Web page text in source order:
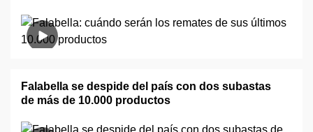
Falabella se despide del país con dos subastas
de más de 10.000 productos